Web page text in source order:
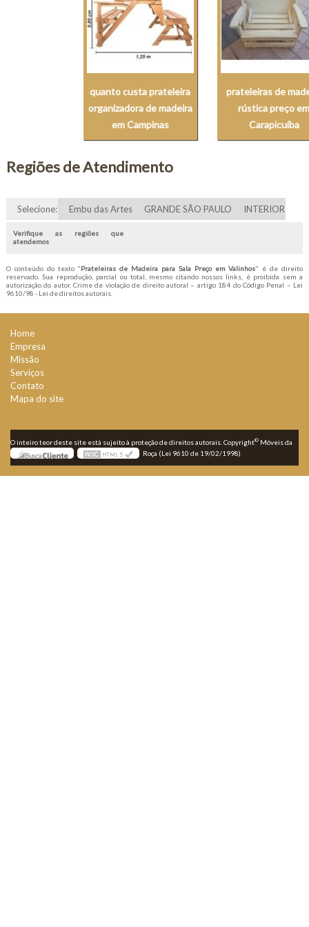
quanto custa prateleira
organizadora de madeira
em Campinas
prateleiras de
rústica preço
Carapicuíba
Regiões de Atendimento
Selecione: Embu das Artes GRANDE SÃO PAULO INTERIOR
Verifique as regiões que
atendemos
O conteúdo do texto "Prateleiras de Madeira para Sala Preço em Valinhos" é de direito
reservado. Sua reprodução, parcial ou total, mesmo citando nossos links, é proibida sem a
autorização do autor. Crime de violação de direito autoral – artigo 184 do Código Penal – Lei
9610/98 - Lei de direitos autorais.
Home
Empresa
Missão
Serviços
Contato
Mapa do site
O inteiro teor deste site está sujeito à proteção de direitos autorais. Copyright© Móveis da
Roça (Lei 9610 de 19/02/1998)